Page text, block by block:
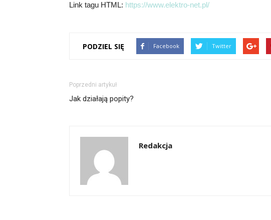
Link tagu HTML: https://www.elektro-net.pl/
PODZIEL SIĘ Facebook Twitter
Poprzedni artykuł
Jak działają popity?
Redakcja